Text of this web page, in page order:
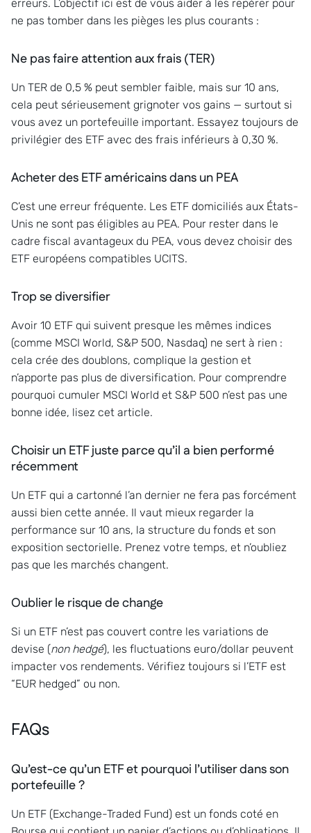
erreurs. L’objectif ici est de vous aider à les repérer pour
ne pas tomber dans les pièges les plus courants :
Ne pas faire attention aux frais (TER)
Un TER de 0,5 % peut sembler faible, mais sur 10 ans,
cela peut sérieusement grignoter vos gains — surtout si
vous avez un portefeuille important. Essayez toujours de
privilégier des ETF avec des frais inférieurs à 0,30 %.
Acheter des ETF américains dans un PEA
C’est une erreur fréquente. Les ETF domiciliés aux États-
Unis ne sont pas éligibles au PEA. Pour rester dans le
cadre fiscal avantageux du PEA, vous devez choisir des
ETF européens compatibles UCITS.
Trop se diversifier
Avoir 10 ETF qui suivent presque les mêmes indices
(comme MSCI World, S&P 500, Nasdaq) ne sert à rien :
cela crée des doublons, complique la gestion et
n’apporte pas plus de diversification. Pour comprendre
pourquoi cumuler MSCI World et S&P 500 n’est pas une
bonne idée, lisez cet article.
Choisir un ETF juste parce qu’il a bien performé
récemment
Un ETF qui a cartonné l’an dernier ne fera pas forcément
aussi bien cette année. Il vaut mieux regarder la
performance sur 10 ans, la structure du fonds et son
exposition sectorielle. Prenez votre temps, et n’oubliez
pas que les marchés changent.
Oublier le risque de change
Si un ETF n’est pas couvert contre les variations de
devise (non hedgé), les fluctuations euro/dollar peuvent
impacter vos rendements. Vérifiez toujours si l’ETF est
“EUR hedged” ou non.
FAQs
Qu’est-ce qu’un ETF et pourquoi l’utiliser dans son
portefeuille ?
Un ETF (Exchange-Traded Fund) est un fonds coté en